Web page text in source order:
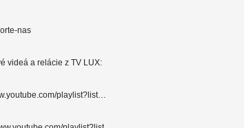
nas
videá a relácie z TV LUX:
playlist?list…